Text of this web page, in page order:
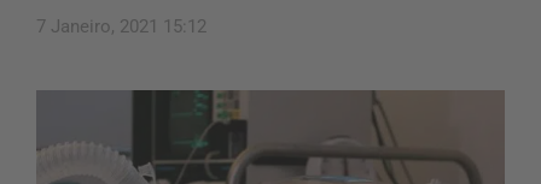
7 Janeiro, 2021 15:12